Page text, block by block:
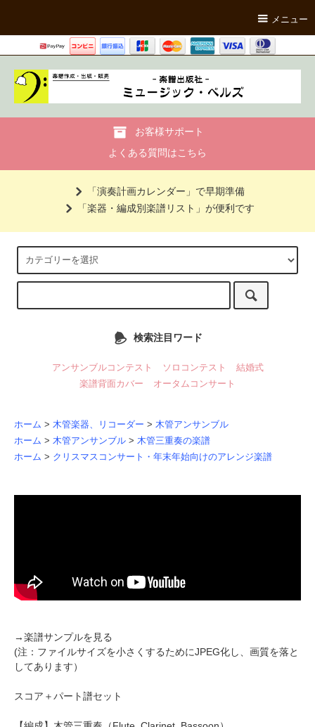
メニュー
お客様サポート
よくある質問はこちら
「演奏計画カレンダー」で早期準備
「楽器・編成別楽譜リスト」が便利です
検索注目ワード
アンサンブルコンテスト ソロコンテスト
結婚式
楽譜背面カバー
オータムコンサート
ホーム > 木管楽器、リコーダー > 木管アンサンブル
ホーム > 木管アンサンブル > 木管三重奏の楽譜
ホーム > クリスマスコンサート・年末年始向けのアレンジ楽譜
→楽譜サンプルを見る
(注：ファイルサイズを小さくするためにJPEG化し、画質を落と
してあります）
スコア＋パート譜セット